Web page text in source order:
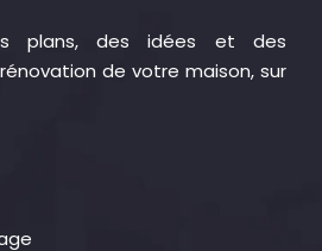
plans, des idées et des
de votre maison, sur